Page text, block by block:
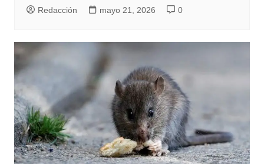
Redacción mayo 21, 2026 0